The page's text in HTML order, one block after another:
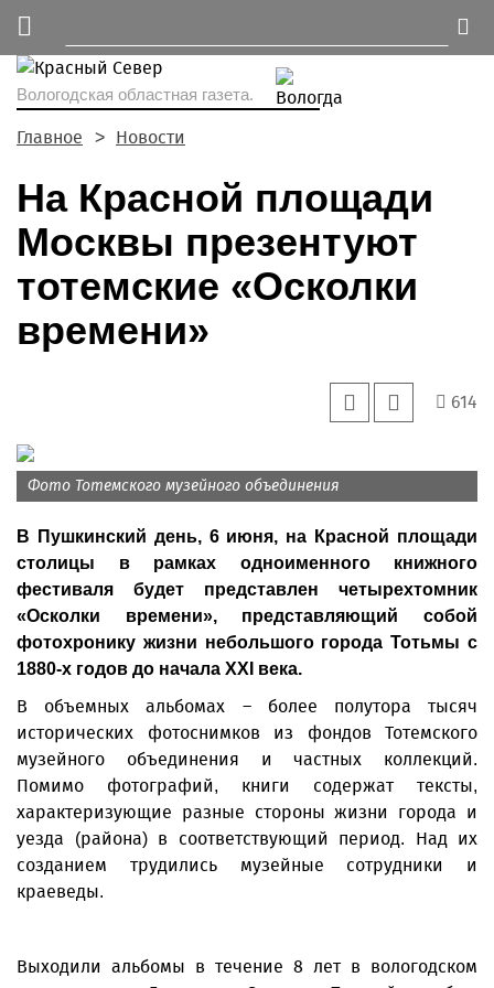
Вологодская областная газета.
Главное Новости
На Красной площади
Москвы презентуют
тотемские «Осколки
времени»
614
Фото Тотемского музейного объединения
В Пушкинский день, 6 июня, на Красной площади
столицы в рамках одноименного книжного
фестиваля будет представлен четырехтомник
«Осколки времени», представляющий собой
фотохронику жизни небольшого города Тотьмы с
1880-х годов до начала ХХI века.
В объемных альбомах – более полутора тысяч
исторических фотоснимков из фондов Тотемского
музейного объединения и частных коллекций.
Помимо фотографий, книги содержат тексты,
характеризующие разные стороны жизни города и
уезда (района) в соответствующий период. Над их
созданием трудились музейные сотрудники и
краеведы.
Выходили альбомы в течение 8 лет в вологодском